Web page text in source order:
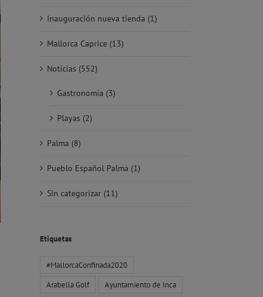
Inauguración nueva tienda (1)
Mallorca Caprice (13)
Noticias (552)
Gastronomía (3)
Playas (2)
Palma (8)
Pueblo Español Palma (1)
Sin categorizar (11)
Etiquetas
#MallorcaConfinada2020
Arabella Golf Ayuntamiento de Inca